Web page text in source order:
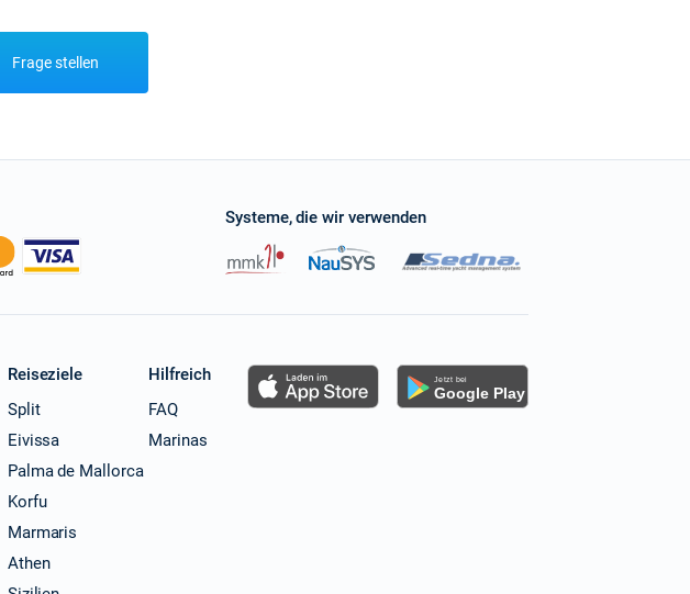
Frage stellen
Systeme, die wir verwenden
Reiseziele
Split
Eivissa
Palma de Mallorca
Korfu
Marmaris
Athen
Hilfreich
FAQ
Marinas